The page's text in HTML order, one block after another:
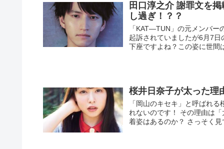
田口淳之介 謝罪文を
し過ぎ！？？
「KAT―TUN」の元メンバー
起訴されていましたが6月7
下座ですよね？この姿に世間
桜井日奈子が太った理
「岡山のキセキ」と呼ばれ
れないのです！ その理由は
着姿はあるのか？ さっそく見